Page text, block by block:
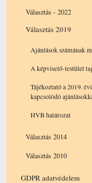
Választás - 2022
Választás 2019
Ajánlások számának
A képviselő-testület
Tájékoztató a 2019.
kapcsolódó
HVB határozat
Választás 2014
Választás 2010
GDPR adatvédelem